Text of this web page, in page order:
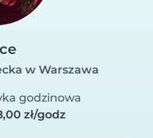
w Warszawa
godzinowa
zł/godz